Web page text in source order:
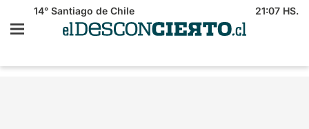
14° Santiago de Chile 21:07 HS.